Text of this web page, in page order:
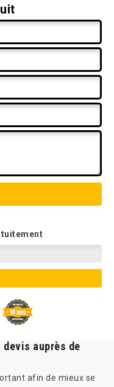
devis auprès de
afin de mieux se